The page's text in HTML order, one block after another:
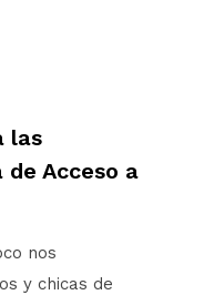
las
Acceso a
nos
y chicas de